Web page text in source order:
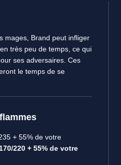
mages, Brand peut infliger
très peu de temps, ce qui
ses adversaires. Ces
le temps de se
+ 55% de votre
220 + 55% de votre